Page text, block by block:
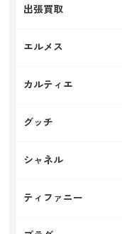
出張買取
エルメス
カルティエ
グッチ
シャネル
ティファニー